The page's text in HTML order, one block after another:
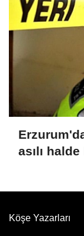
asılı
Köşe Yazarları